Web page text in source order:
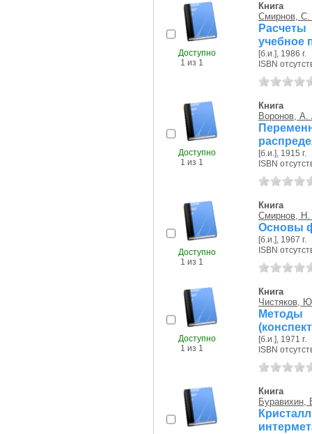
Доступно
1 из 1
Книга
Смирнов,
учебное
[б.и.], 1986 г.
ISBN
Доступно
1 из 1
Книга
Воронов, А.
[б.и.], 1915 г.
ISBN
Доступно
1 из 1
Книга
Смирнов,
Основы
[б.и.], 1967 г.
ISBN
Доступно
1 из 1
Книга
Чистяков,
Методы
[б.и.], 1971 г.
ISBN
Книга
Буравихин,